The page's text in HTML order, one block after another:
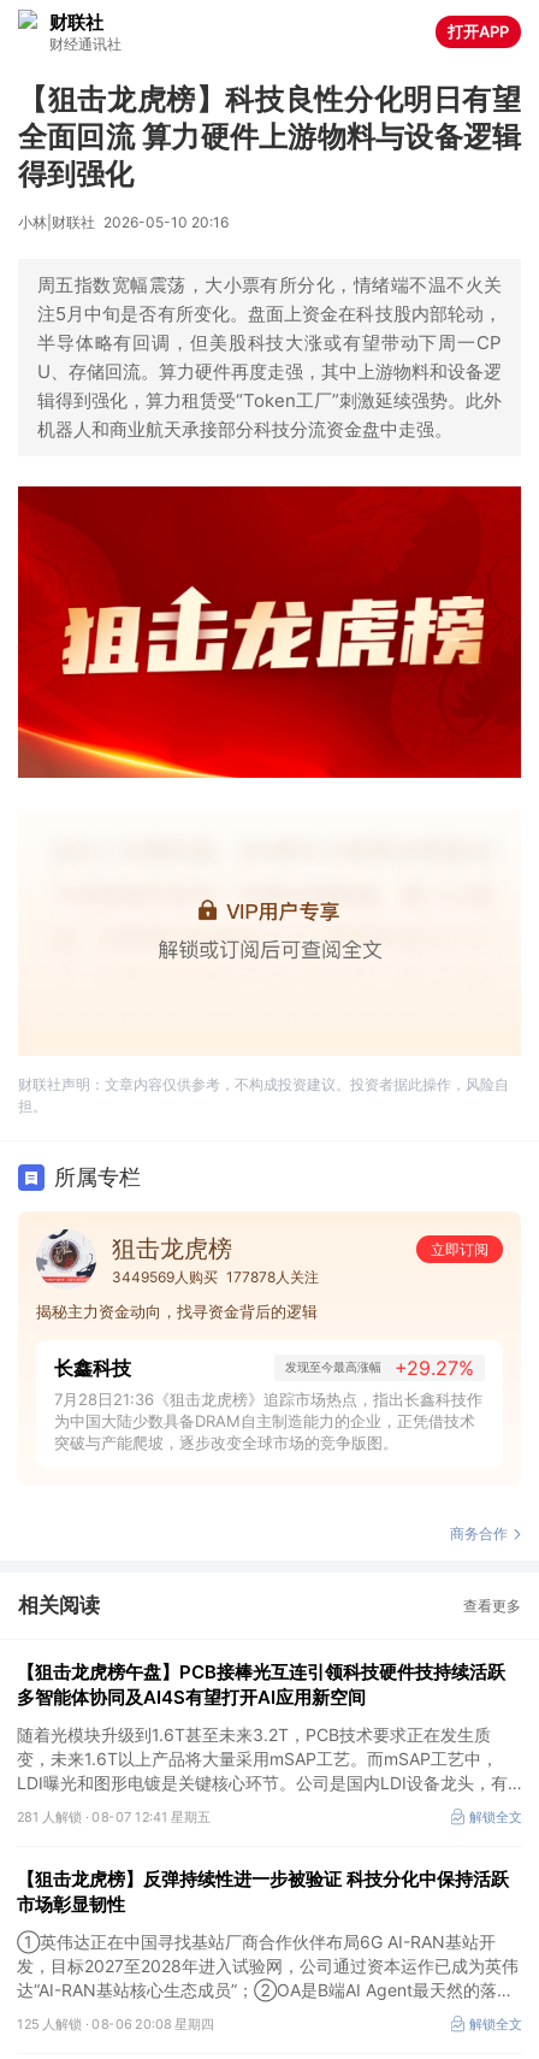
财联社
财经通讯社
打开APP
【狙击龙虎榜】科技良性分化明日有望
全面回流 算力硬件上游物料与设备逻辑
得到强化
小林|财联社 2026-05-10 20:16
周五指数宽幅震荡，大小票有所分化，情绪端不温不火关
注5月中旬是否有所变化。盘面上资金在科技股内部轮动，
半导体略有回调，但美股科技大涨或有望带动下周一CP
U、存储回流。算力硬件再度走强，其中上游物料和设备逻
辑得到强化，算力租赁受“Token工厂”刺激延续强势。此外
机器人和商业航天承接部分科技分流资金盘中走强。
财联社声明：文章内容仅供参考，不构成投资建议。投资者据此操作，风险自
担。
所属专栏
狙击龙虎榜
立即订阅
3449569人购买 177878人关注
揭秘主力资金动向，找寻资金背后的逻辑
长鑫科技 发现至今最高涨幅 +29.27%
7月28日21:36《狙击龙虎榜》追踪市场热点，指出长鑫科技作
为中国大陆少数具备DRAM自主制造能力的企业，正凭借技术
突破与产能爬坡，逐步改变全球市场的竞争版图。
商务合作
相关阅读 查看更多
【狙击龙虎榜午盘】PCB接棒光互连引领科技硬件技持续活跃
多智能体协同及AI4S有望打开AI应用新空间
随着光模块升级到1.6T甚至未来3.2T，PCB技术要求正在发生质
变，未来1.6T以上产品将大量采用mSAP工艺。而mSAP工艺中，
LDI曝光和图形电镀是关键核心环节。公司是国内LDI设备龙头，有
望凭借其解析度更高的LDI技术，成为不可或缺的关键“铲子股”。
281 人解锁 ·08-07 12:41 星期五 解锁全文
【狙击龙虎榜】反弹持续性进一步被验证 科技分化中保持活跃
市场彰显韧性
①英伟达正在中国寻找基站厂商合作伙伴布局6G AI-RAN基站开
发，目标2027至2028年进入试验网，公司通过资本运作已成为英伟
达“AI-RAN基站核心生态成员”；②OA是B端AI Agent最天然的落地
入口，公司凭借数万家企业客户积累的场景厚度正从协同管理软件龙
头进化为企业智能体经济的核心枢纽；③市场重组、股权转让暗线
125 人解锁 ·08-06 20:08 星期四 解锁全文